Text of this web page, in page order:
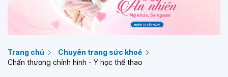
Trang chủ
Chuyên trang sức khoẻ
Chấn thương chỉnh hình - Y học thể thao